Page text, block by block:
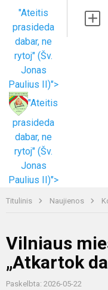
"Ateitis
prasideda
dabar, ne
rytoj" (Šv.
Jonas
Paulius II)">
"Ateitis
prasideda
dabar, ne
rytoj" (Šv.
Jonas
Paulius II)">
Titulinis Naujienos
Vilniaus
„Atkartok
Paskelbta: 2026-05-22